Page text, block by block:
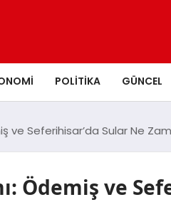
POLITIKA GÜNCEL
ve Seferihisar’da Sular Ne
Ödemiş ve